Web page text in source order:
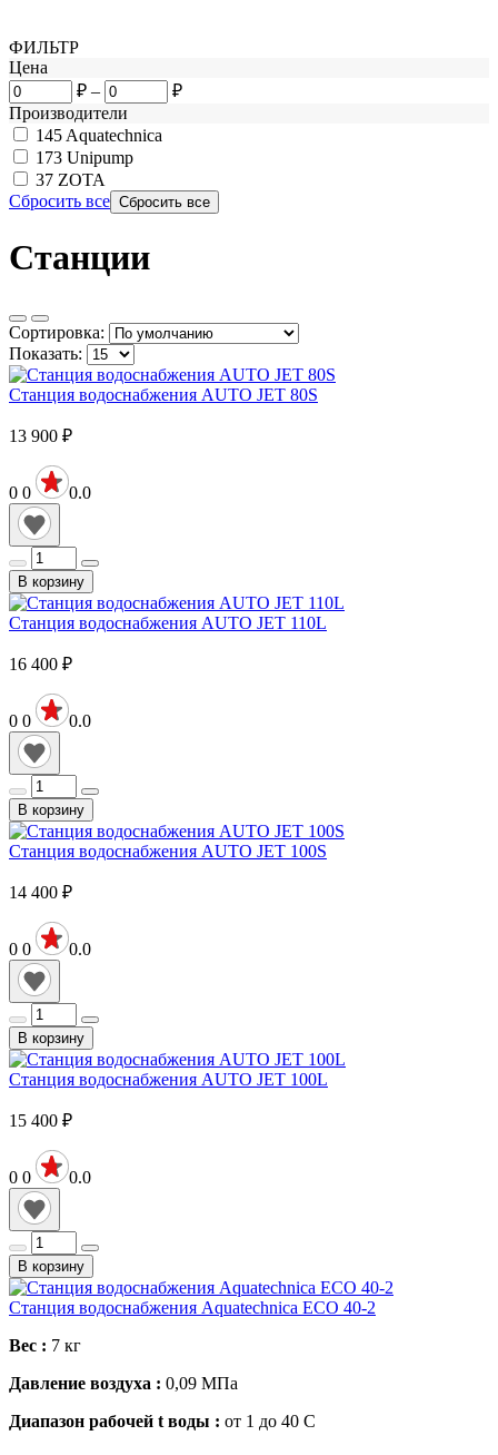
ФИЛЬТР
Цена
₽ –
₽
Производители
145 Aquatechnica
173 Unipump
37 ZOTA
Сбросить все
Станции
Сортировка:
Показать:
Станция водоснабжения AUTO JET 80S
13 900 ₽
0 0 0.0
В корзину
Станция водоснабжения AUTO JET 110L
16 400 ₽
0 0 0.0
В корзину
Станция водоснабжения AUTO JET 100S
14 400 ₽
0 0 0.0
В корзину
Станция водоснабжения AUTO JET 100L
15 400 ₽
0 0 0.0
В корзину
Станция водоснабжения Aquatechnica ЕСО 40-2
Вес : 7 кг
Давление воздуха : 0,09 МПа
Диапазон рабочей t воды : от 1 до 40 С